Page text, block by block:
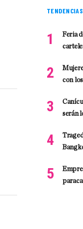
TENDENCIAS
Feria
con
serán